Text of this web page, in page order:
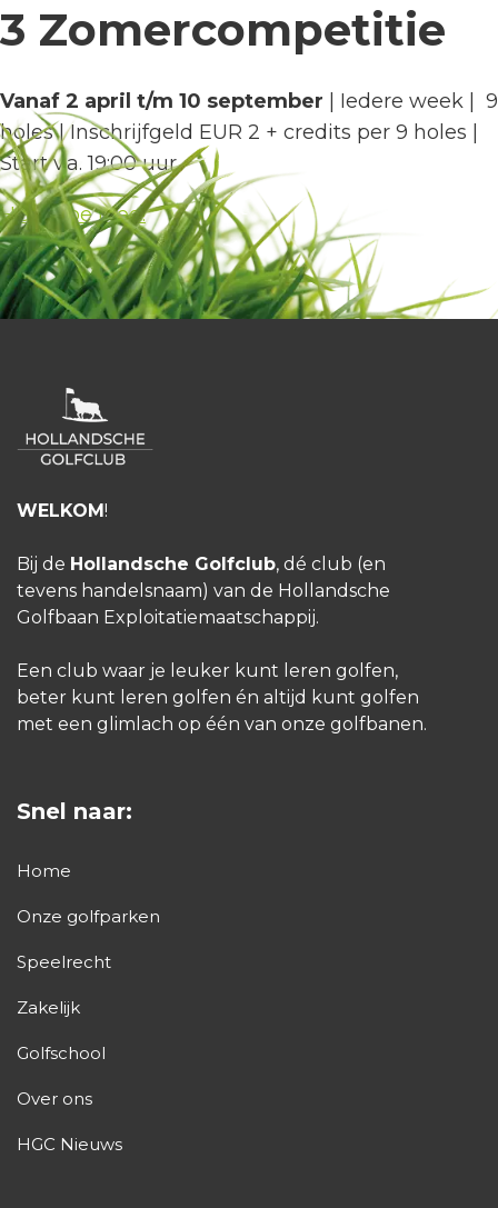
3 Zomercompetitie
Vanaf 2 april t/m 10 september | Iedere week | 9
holes | Inschrijfgeld EUR 2 + credits per 9 holes |
Start v.a. 19:00 uur
HGC Doe Mee!
WELKOM!
Bij de Hollandsche Golfclub, dé club (en
tevens handelsnaam) van de Hollandsche
Golfbaan Exploitatiemaatschappij.
Een club waar je leuker kunt leren golfen,
beter kunt leren golfen én altijd kunt golfen
met een glimlach op één van onze golfbanen.
Snel naar:
Home
Onze golfparken
Speelrecht
Zakelijk
Golfschool
Over ons
HGC Nieuws